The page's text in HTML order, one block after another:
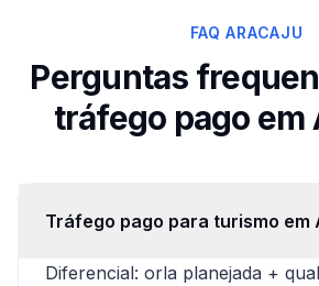
FAQ ARACAJU
Perguntas
tráfego pago em
Tráfego pago para turismo em
Diferencial: orla planejada +